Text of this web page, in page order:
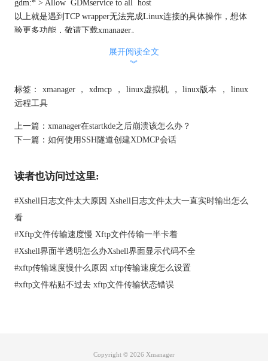
gdm:* > Allow GDMservice to all host
以上就是遇到TCP wrapper无法完成Linux连接的具体操作，想体
验更多功能，敬请下载xmanager。
展开阅读全文
︾
标签： xmanager ， xdmcp ， linux虚拟机 ， linux版本 ，
linux
远程工具
上一篇： xmanager在startkde之后崩溃该怎么办？
下一篇： 如何使用SSH隧道创建XDMCP会话
读者也访问过这里:
#Xshell日志文件太大原因 Xshell日志文件太大一直实时输出怎么
看
#Xftp文件传输速度慢 Xftp文件传输一半卡着
#Xshell界面半透明怎么办Xshell界面显示代码不全
#xftp传输速度慢什么原因 xftp传输速度怎么设置
#xftp文件粘贴不过去 xftp文件传输状态错误
Copyright © 2026 Xmanager